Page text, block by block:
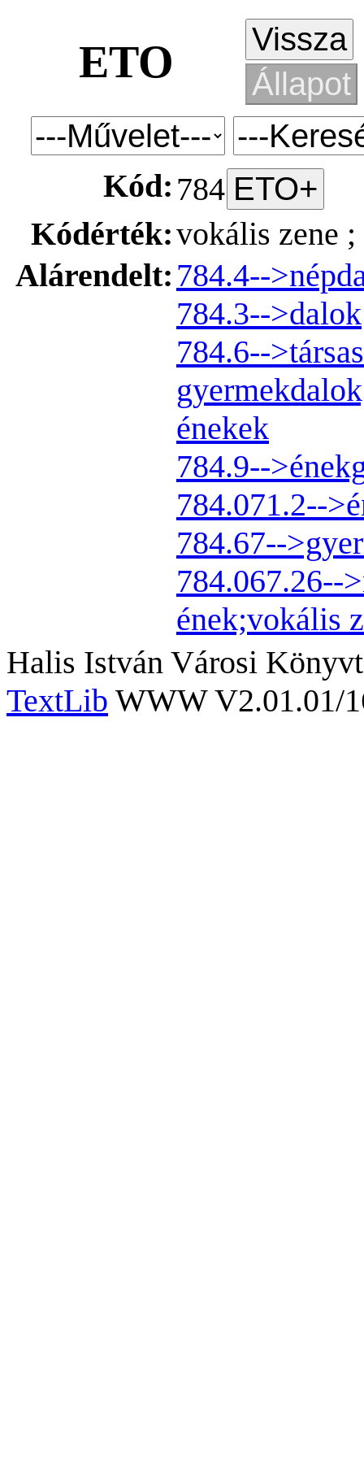
ETO
Kód: 784
Kódérték:vokális zene ;
Alárendelt: 784.4--
784.3-->dalok
784.6--
énekek
784.9--
784.071.2--
784.67--
784.067.26--
ének;vokális
Halis István Városi
TextLib WWW V2.01.01/